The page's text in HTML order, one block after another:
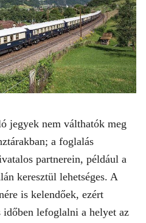
jegyek nem válthatók meg
a foglalás
partnerein, például a
keresztül lehetséges. A
is kelendőek, ezért
időben lefoglalni a helyet az